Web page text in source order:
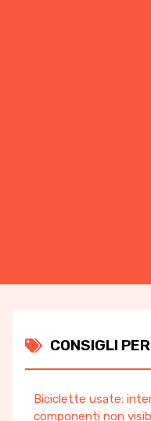
CONSIGLI
Biciclette usate:
componenti non